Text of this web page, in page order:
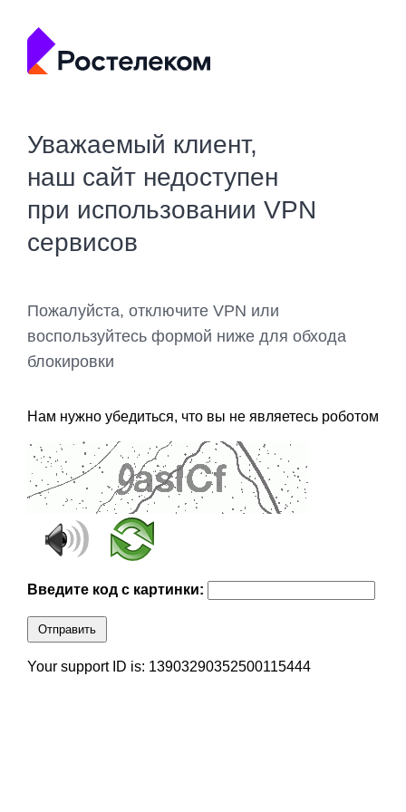
Уважаемый клиент,
наш сайт недоступен
при использовании VPN
сервисов
Пожалуйста, отключите VPN или
воспользуйтесь формой ниже для обхода
блокировки
Нам нужно убедиться, что вы не являетесь роботом
Введите код с картинки:
Отправить
Your support ID is: 13903290352500115444